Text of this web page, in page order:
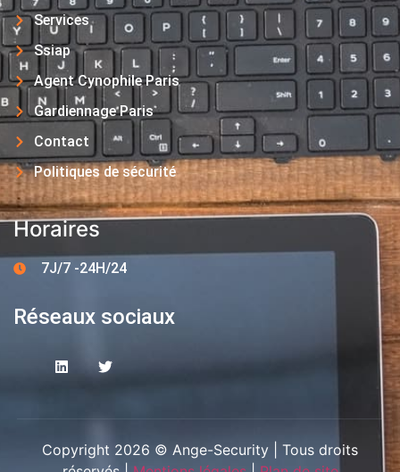
Services
Ssiap
Agent Cynophile Paris
Gardiennage Paris
Contact
Politiques de sécurité
Horaires
7J/7 -24H/24
Réseaux sociaux
Copyright 2026 © Ange-Security | Tous droits